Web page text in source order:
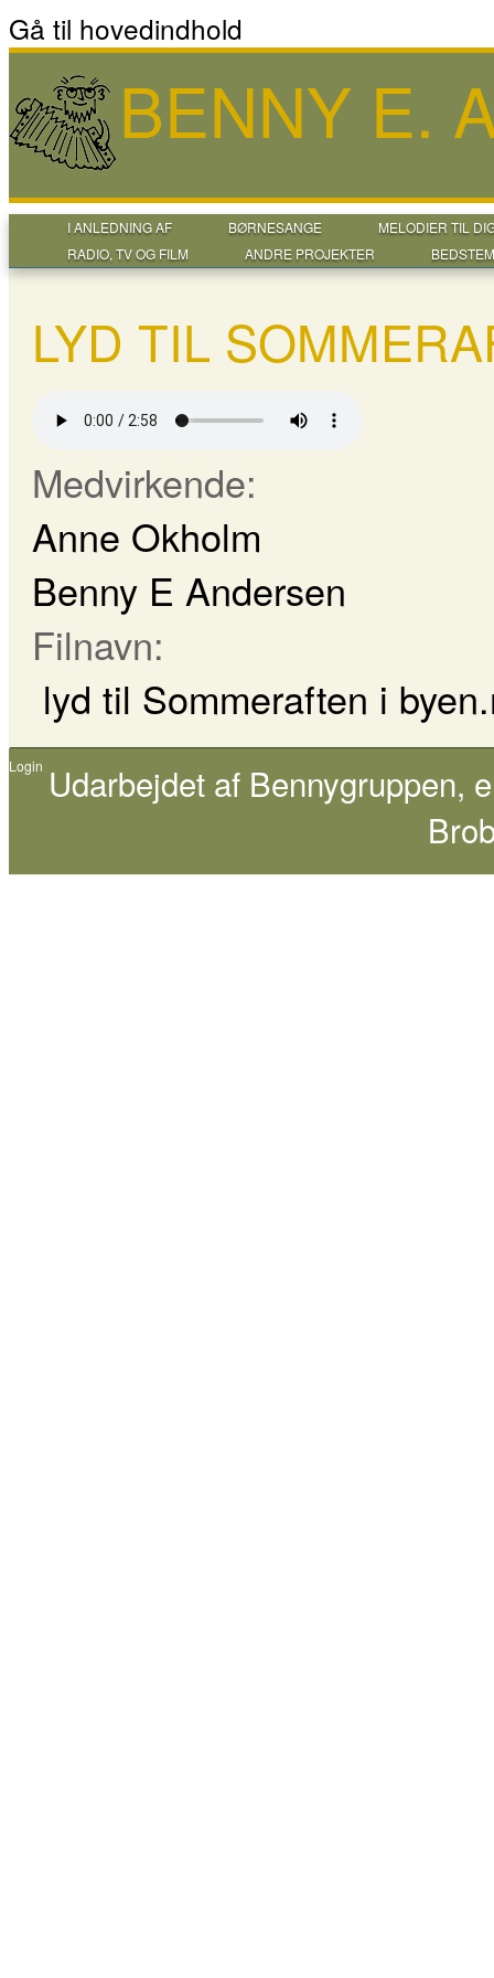
Gå til hovedindhold
BENNY E.
I ANLEDNING AF BØRNESANGE
MELODIER TIL
RADIO, TV OG FILM
ANDRE PROJEKTER
LYD TIL
Medvirkende:
Anne Okholm
Benny E Andersen
Filnavn:
lyd til Sommeraften i
Login Udarbejdet af Bennygruppen,